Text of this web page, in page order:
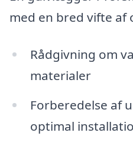
med en bred vifte af
Rådgivning om
materialer
Forberedelse af
optimal